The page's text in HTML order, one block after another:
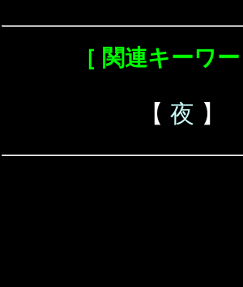
［ 関連キーワー
【 夜 】